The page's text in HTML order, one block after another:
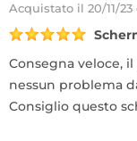
Acquistato il 20/11/
Consegna veloce,
nessun problema
Consiglio questo